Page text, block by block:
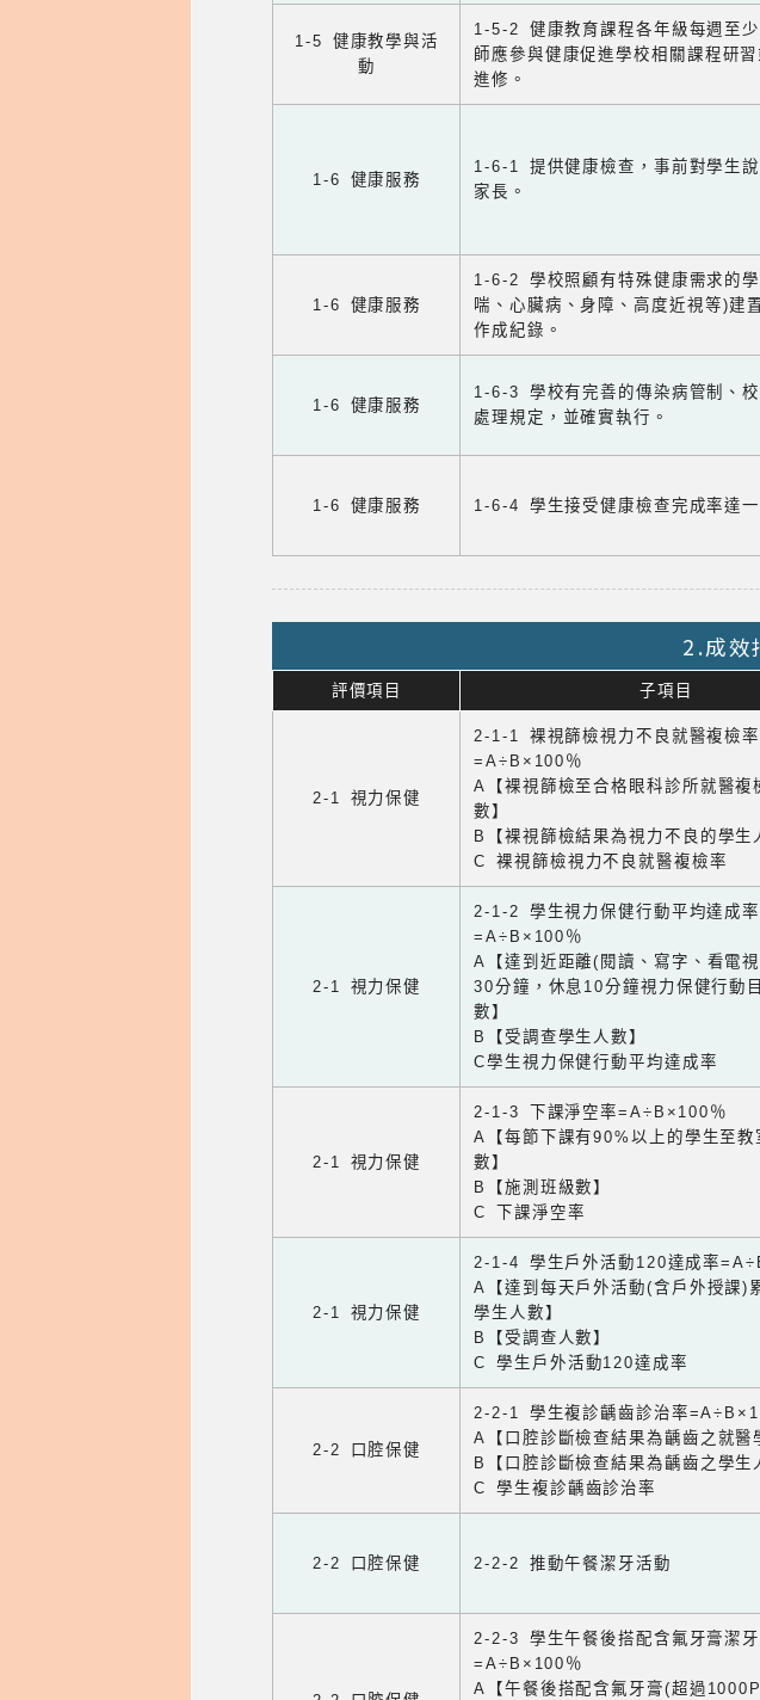
1-5 健康教學與活
動
1-5-2 健康教育課程各年級每週至
師應參與健康促進學校相關課程研
進修。
1-6 健康服務
1-6-1 提供健康檢查，事前對學生
家長。
1-6 健康服務
1-6-2 學校照顧有特殊健康需求的
喘、心臟病、身障、高度近視等)建
作成紀錄。
1-6 健康服務
1-6-3 學校有完善的傳染病管制、
處理規定，並確實執行。
1-6 健康服務 1-6-4 學生接受健康檢查完成率達一
2.成效
評價項目 子項目
2-1 視力保健
2-1-1 裸視篩檢視力不良就醫複檢率
=A÷B×100％
A【裸視篩檢至合格眼科診所就醫複
數】
B【裸視篩檢結果為視力不良的學生
C 裸視篩檢視力不良就醫複檢率
2-1 視力保健
2-1-2 學生視力保健行動平均達成率
=A÷B×100％
A【達到近距離(閱讀、寫字、看電
30分鐘，休息10分鐘視力保健行動
數】
B【受調查學生人數】
C學生視力保健行動平均達成率
2-1 視力保健
2-1-3 下課淨空率=A÷B×100％
A【每節下課有90%以上的學生至教
數】
B【施測班級數】
C 下課淨空率
2-1 視力保健
2-1-4 學生戶外活動120達成率
A【達到每天戶外活動(含戶外授課)
學生人數】
B【受調查人數】
C 學生戶外活動120達成率
2-2 口腔保健
2-2-1 學生複診齲齒診治率
A【口腔診斷檢查結果為齲齒之就醫
B【口腔診斷檢查結果為齲齒之學生
C 學生複診齲齒診治率
2-2 口腔保健 2-2-2 推動午餐潔牙活動
2-2-3 學生午餐後搭配含氟牙膏潔
=A÷B×100％
A【午餐後搭配含氟牙膏(超過